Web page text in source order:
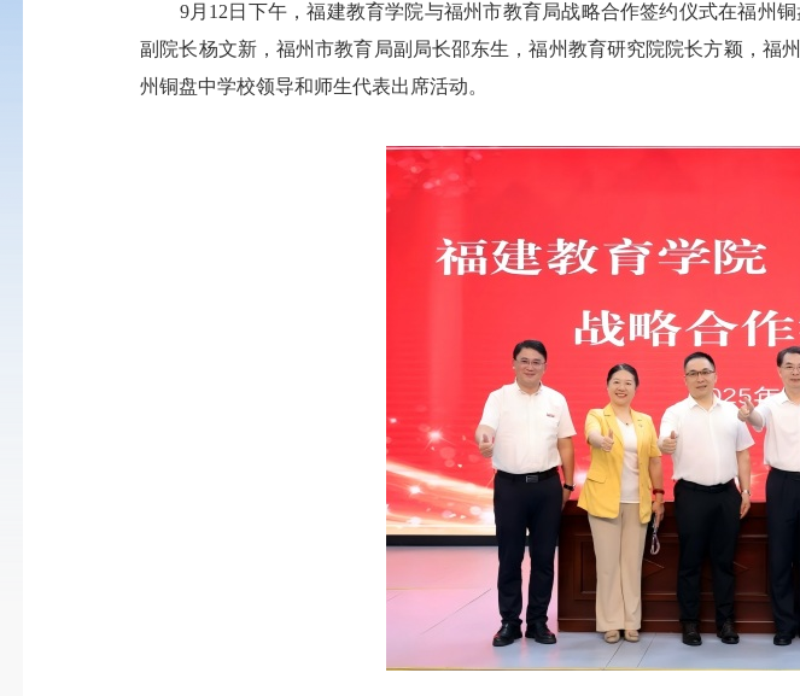
9月12日下午，福建教育学院与福州市教育局战略合作签约仪式在福州
副院长杨文新，福州市教育局副局长邵东生，福州教育研究院院长方颖，
州铜盘中学校领导和师生代表出席活动。